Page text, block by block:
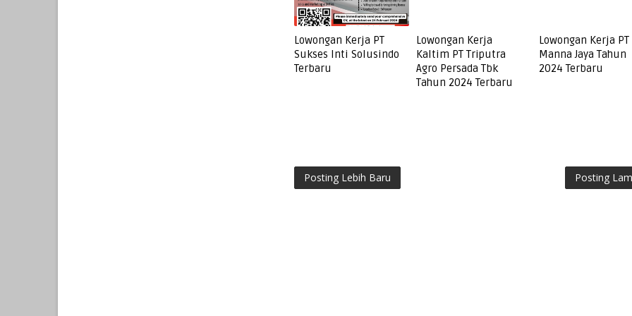
Lowongan Kerja PT
Sukses Inti Solusindo
Terbaru
Lowongan Kerja
Kaltim PT Triputra
Agro Persada Tbk
Tahun 2024 Terbaru
Lowongan Kerja PT
Manna Jaya Tahun
2024 Terbaru
Posting Lebih Baru Posting